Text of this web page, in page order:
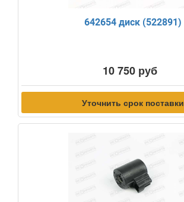
642654 диск (522891)
10 750 руб
Уточнить срок поставки